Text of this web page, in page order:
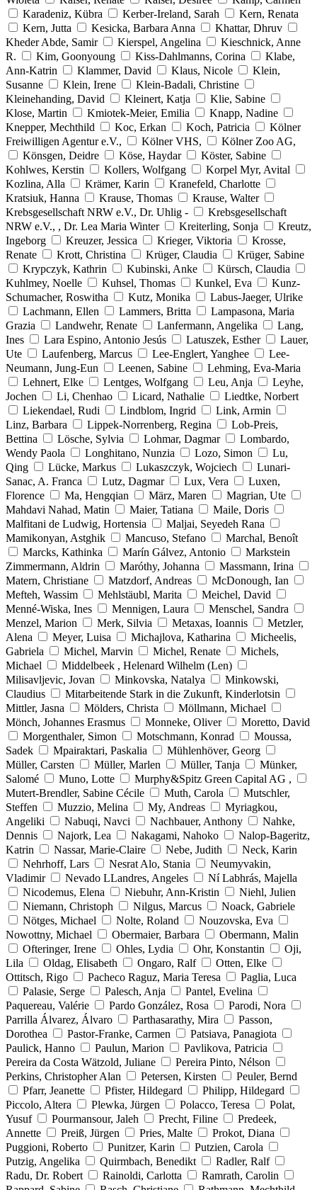
Karadeniz, Kübra
Kerber-Ireland, Sarah
Kern, Renata
Kern, Jutta
Kesicka, Barbara Anna
Khattar, Dhruv
Kheder Abde, Samir
Kierspel, Angelina
Kieschnick, Anne
R.
Kim, Goonyoung Kiss-Dahlmanns, Corina
Klabe,
Ann-Katrin
Klammer, David Klaus, Nicole
Klein,
Susanne
Klein, Irene
Klein-Badali, Christine
Kleinehanding, David
Kleinert, Katja
Klie, Sabine
Klose, Martin
Kmiotek-Meier, Emilia
Knapp, Nadine
Knepper, Mechthild
Koc, Erkan Koch, Patricia
Kölner
Freiwilligen Agentur e.V.,
Kölner VHS,
Kölner Zoo AG,
Könsgen, Deidre
Köse, Haydar
Köster, Sabine
Kohlwes, Kerstin
Kollers, Wolfgang
Korpel Myr, Avital
Kozlina, Alla
Krämer, Karin
Kranefeld, Charlotte
Kratsiuk, Hanna
Krause, Thomas
Krause, Walter
Krebsgesellschaft NRW e.V., Dr. Uhlig -
Krebsgesellschaft
NRW e.V., , Dr. Lea Maria Winter
Kreiterling, Sonja
Kreutz,
Ingeborg
Kreuzer, Jessica Krieger, Viktoria
Krosse,
Renate
Krott, Christina Krüger, Claudia
Krüger, Sabine
Krypczyk, Kathrin
Kubinski, Anke
Kürsch, Claudia
Kuhlmey, Noelle
Kuhsel, Thomas Kunkel, Eva
Kunz-
Schumacher, Roswitha
Kutz, Monika
Labus-Jaeger, Ulrike
Lachmann, Ellen
Lammers, Britta
Lampasona, Maria
Grazia
Landwehr, Renate Lanfermann, Angelika
Lang,
Ines
Lara Espino, Antonio Jesús Latuszek, Esther
Lauer,
Ute
Laufenberg, Marcus Lee-Englert, Yanghee
Lee-
Neumann, Jung-Eun
Leenen, Sabine
Lehming, Eva-Maria
Lehnert, Elke
Lentges, Wolfgang Leu, Anja
Leyhe,
Jochen
Li, Chenhao Licard, Nathalie
Liedtke, Norbert
Liekendael, Rudi
Lindblom, Ingrid
Link, Armin
Linz, Barbara
Lippek-Norrenberg, Regina
Lob-Preis,
Bettina
Lösche, Sylvia Lohmar, Dagmar
Lombardo,
Wendy Paola
Longhitano, Nunzia Lozo, Simon
Lu,
Qing
Lücke, Markus Lukaszczyk, Wojciech
Lunari-
Sanac, A. Franca
Lutz, Dagmar Lux, Vera
Luxen,
Florence
Ma, Hengqian März, Maren
Magrian, Ute
Mahdavi Nahad, Matin
Maier, Tatiana
Maile, Doris
Malfitani de Ludwig, Hortensia
Maljai, Seyedeh Rana
Mamikonyan, Astghik
Mancuso, Stefano
Marchal, Benoît
Marcks, Kathinka
Marín Gálvez, Antonio
Markstein
Zimmermann, Aldrin
Maróthy, Johanna
Massmann, Irina
Matern, Christiane
Matzdorf, Andreas
McDonough, Ian
Mefteh, Wassim
Mehlstäubl, Marita
Meichel, David
Menné-Wiska, Ines
Mennigen, Laura
Menschel, Sandra
Menzel, Marion
Merk, Silvia Metaxas, Ioannis
Metzler,
Alena
Meyer, Luisa Michajlova, Katharina
Micheelis,
Gabriela
Michel, Marvin Michel, Renate
Michels,
Michael
Middelbeek , Helenard Wilhelm (Len)
Milisavljevic, Jovan
Minkovska, Natalya
Minkowski,
Claudius
Mitarbeitende Stark in die Zukunft, Kinderlotsin
Mittler, Jasna
Mölders, Christa
Möllmann, Michael
Mönch, Johannes Erasmus
Monneke, Oliver
Moretto, David
Morgenthaler, Simon
Motschmann, Konrad
Moussa,
Sadek
Mpairaktari, Paskalia
Mühlenhöver, Georg
Müller, Carsten
Müller, Marlen Müller, Tanja
Münker,
Salomé
Muno, Lotte
Murphy&Spitz Green Capital AG ,
Mutert-Brendler, Sabine Cécile
Muth, Carola
Mutschler,
Steffen
Muzzio, Melina My, Andreas
Myriagkou,
Angeliki
Nabuqi, Navci Nachbauer, Anthony
Nahke,
Dennis
Najork, Lea Nakagami, Nahoko
Nalop-Bageritz,
Katrin
Nassar, Marie-Claire Nebe, Judith
Neck, Karin
Nehrhoff, Lars
Nesrat Alo, Stania
Neumyvakin,
Vladimir
Nevado LLandres, Angeles
Ní Labhrás, Majella
Nicodemus, Elena
Niebuhr, Ann-Kristin
Niehl, Julien
Niemann, Christoph
Nilgus, Marcus
Noack, Gabriele
Nötges, Michael
Nolte, Roland
Nouzovska, Eva
Nowottny, Michael
Obermaier, Barbara
Obermann, Malin
Ofteringer, Irene
Ohles, Lydia Ohr, Konstantin
Oji,
Lila
Oldag, Elisabeth Ongaro, Ralf
Otten, Elke
Ottitsch, Rigo
Pacheco Raguz, Maria Teresa
Paglia, Luca
Palasie, Serge
Palesch, Anja
Pantel, Evelina
Paquereau, Valérie
Pardo González, Rosa
Parodi, Nora
Parrilla Álvarez, Álvaro
Parthasarathy, Mira
Passon,
Dorothea
Pastor-Franke, Carmen
Patsiava, Panagiota
Paulick, Hanno
Paulun, Marion
Pavlikova, Patricia
Pereira da Costa Wätzold, Juliane
Pereira Pinto, Nélson
Perkins, Christopher Alan
Petersen, Kirsten
Peuler, Bernd
Pfarr, Jeanette
Pfister, Hildegard
Philipp, Hildegard
Piccolo, Altera
Plewka, Jürgen Polacco, Teresa
Polat,
Yusuf
Pourmansour, Jaleh Precht, Filine
Predeek,
Annette
Preiß, Jürgen Pries, Malte
Prokot, Diana
Puggioni, Roberto
Punitzer, Karin
Putzien, Carola
Putzig, Angelika
Quirmbach, Benedikt
Radler, Ralf
Radu, Dr. Robert
Rainoldi, Carlotta
Ramrath, Carolin